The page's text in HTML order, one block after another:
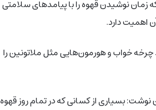
نوشیدن قهوه را با پیامدهای سلامتی
اهمیت دارد.
خواب و هورمون‌هایی مثل ملاتونین را
بسیاری از کسانی که در تمام روز قهوه